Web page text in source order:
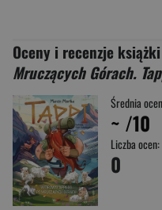
Oceny i recenzje książki
Mruczących Górach.
Średnia
~ /10
Liczba ocen:
0